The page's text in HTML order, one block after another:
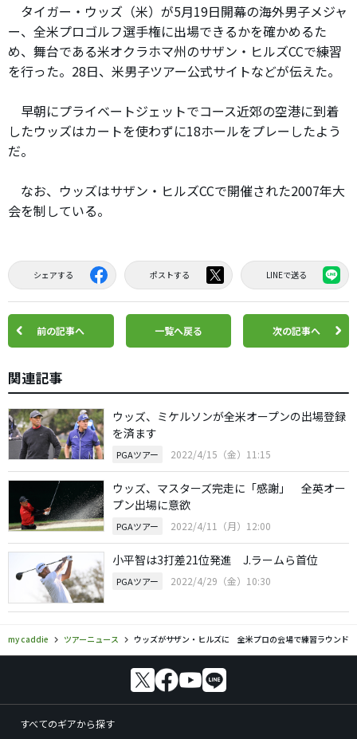
タイガー・ウッズ（米）が5月19日開幕の海外男子メジャ
ー、全米プロゴルフ選手権に出場できるかを確かめるた
め、舞台である米オクラホマ州のサザン・ヒルズCCで練習
を行った。28日、米男子ツアー公式サイトなどが伝えた。
早朝にプライベートジェットでコース近郊の空港に到着
したウッズはカートを使わずに18ホールをプレーしたよう
だ。
なお、ウッズはサザン・ヒルズCCで開催された2007年大
会を制している。
シェアする ポストする LINEで送る
前の記事へ 一覧へ戻る 次の記事へ
関連記事
ウッズ、ミケルソンが全米オープンの出場登録
を済ます
PGAツアー 2022/4/15（金）11:15
ウッズ、マスターズ完走に「感謝」 全英オー
プン出場に意欲
PGAツアー 2022/4/11（月）12:00
小平智は3打差21位発進 J.ラームら首位
PGAツアー 2022/4/29（金）10:30
my caddie ツアーニュース ウッズがサザン・ヒルズに 全米プロの会場で練習ラウンド
すべてのギアから探す